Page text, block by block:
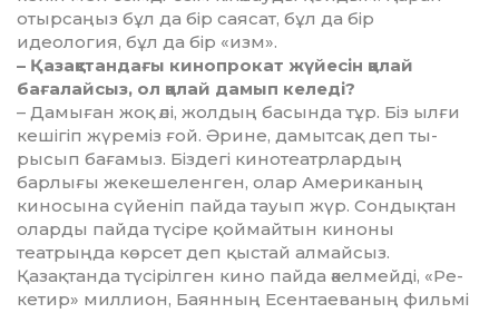
отыр­саңыз бұл да бір саясат, бұл да бір
идеология, бұл да бір «изм».
– Қазақстандағы кинопрокат жүйе­сін қалай
бағалайсыз, ол қалай да­мып келеді?
– Дамыған жоқ әлі, жолдың ба­сын­да тұр. Біз ылғи
кешігіп жүре­міз ғой. Әрине, дамытсақ деп ты­
рысып бағамыз. Біздегі кино­театр­лардың
барлығы жеке­ше­л­ен­ген, олар Американың
киносына сүйеніп пайда тауып жүр. Сондық­тан
оларды пайда түсіре қоймайтын киноны
театрыңда көрсет деп қыс­тай алмайсыз.
Қазақтанда тү­сі­рілген кино пайда әкелмейді, «Ре­
кетир» миллион, Баянның Есен­таеваның фильмі